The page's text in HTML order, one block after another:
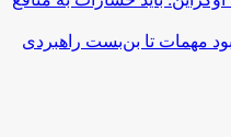
مهمات تا بن‌بست راهبردی